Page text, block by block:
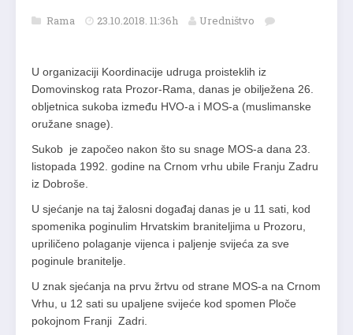
Rama 23.10.2018. 11:36h Uredništvo
U organizaciji Koordinacije udruga proisteklih iz
Domovinskog rata Prozor-Rama, danas je obilježena 26.
obljetnica sukoba između HVO-a i MOS-a (muslimanske
oružane snage).
Sukob je započeo nakon što su snage MOS-a dana 23.
listopada 1992. godine na Crnom vrhu ubile Franju Zadru
iz Dobroše.
U sjećanje na taj žalosni događaj danas je u 11 sati, kod
spomenika poginulim Hrvatskim braniteljima u Prozoru,
upriličeno polaganje vijenca i paljenje svijeća za sve
poginule branitelje.
U znak sjećanja na prvu žrtvu od strane MOS-a na Crnom
Vrhu, u 12 sati su upaljene svijeće kod spomen Ploče
pokojnom Franji Zadri.